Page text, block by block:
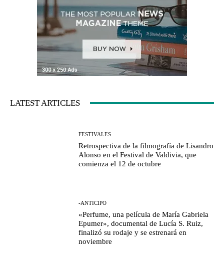
LATEST ARTICLES
FESTIVALES
Retrospectiva de la filmografía de Lisandro
Alonso en el Festival de Valdivia, que
comienza el 12 de octubre
-ANTICIPO
«Perfume, una película de María Gabriela
Epumer», documental de Lucía S. Ruiz,
finalizó su rodaje y se estrenará en
noviembre